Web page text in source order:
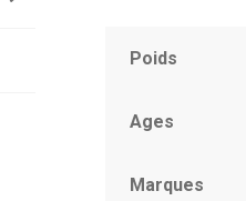
Poids
Ages
Marques